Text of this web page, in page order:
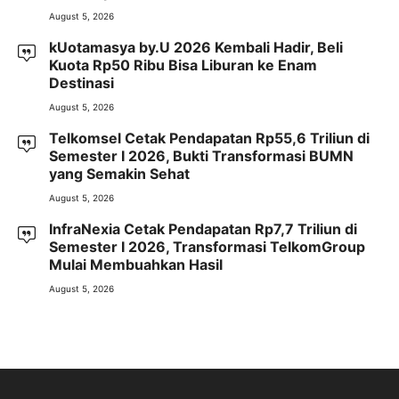
August 5, 2026
kUotamasya by.U 2026 Kembali Hadir, Beli
Kuota Rp50 Ribu Bisa Liburan ke Enam
Destinasi
August 5, 2026
Telkomsel Cetak Pendapatan Rp55,6 Triliun di
Semester I 2026, Bukti Transformasi BUMN
yang Semakin Sehat
August 5, 2026
InfraNexia Cetak Pendapatan Rp7,7 Triliun di
Semester I 2026, Transformasi TelkomGroup
Mulai Membuahkan Hasil
August 5, 2026